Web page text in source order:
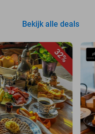
Bekijk alle deals
32%